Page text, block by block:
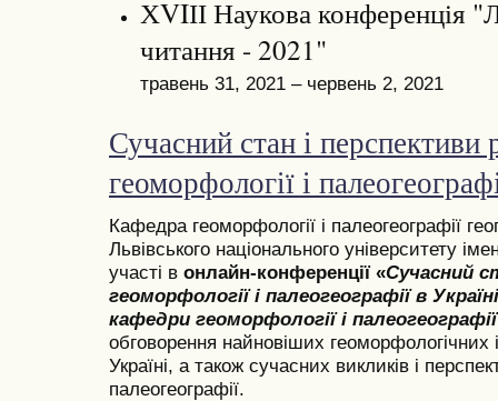
ХVIІІ Наукова конференція
читання - 2021"
травень 31, 2021 – червень 2, 2021
Сучасний стан і перспективи
геоморфології і
Кафедра геоморфології і палеогеографії
Львівського національного університету
участі в онлайн-конференції «Сучасний
геоморфології і палеогеографії в Україні
кафедри геоморфології і палеогеографії
обговорення найновіших геоморфологічних
Україні, а також сучасних викликів і
палеогеографії.